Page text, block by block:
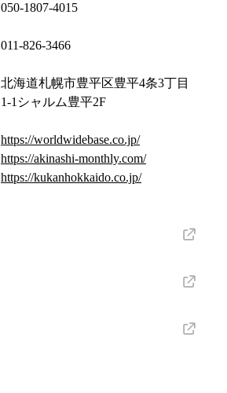
050-1807-4015
011-826-3466
北海道札幌市豊平区豊平4条3丁目
1-1シャルム豊平2F
https://worldwidebase.co.jp/
https://akinashi-monthly.com/
https://kukanhokkaido.co.jp/